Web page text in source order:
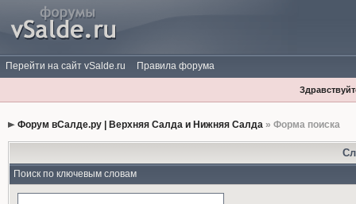
Перейти на сайт vSalde.ru Правила форума
Форум вСалде.ру | Верхняя Салда и Нижняя Салда» Форма поиска
Поиск по ключевым словам